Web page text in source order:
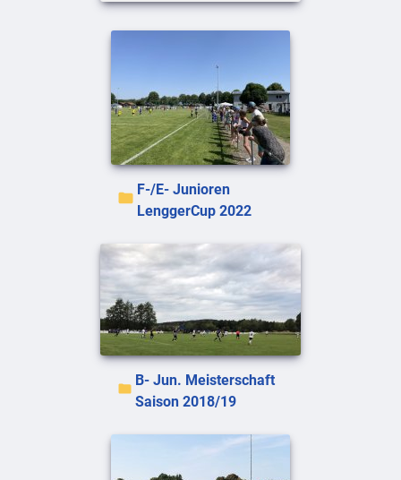
F-/E- Junioren
LenggerCup 2022
B- Jun. Meisterschaft
Saison 2018/19